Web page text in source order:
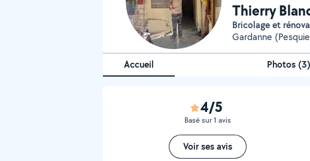
Thierry
Bricolage et
Gardanne
Accueil Photos (3)
4/5
Basé sur 1 avis
Voir ses avis